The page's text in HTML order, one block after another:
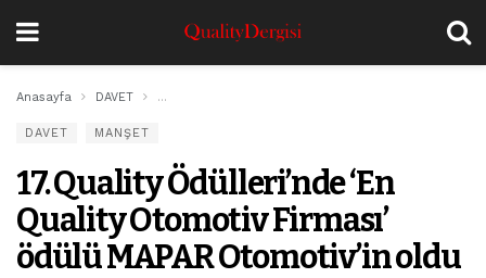
Anasayfa DAVET 17. Quality Ödülleri’nde ‘En Quality Otomotiv Firması’
DAVET MANŞET
17. Quality Ödülleri’nde ‘En
Quality Otomotiv Firması’
ödülü MAPAR Otomotiv’in oldu